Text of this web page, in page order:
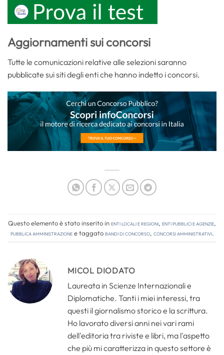
Aggiornamenti sui concorsi
Tutte le comunicazioni relative alle selezioni saranno
pubblicate sui siti degli enti che hanno indetto i concorsi.
Questo elemento è stato inserito inEnti locali e regioni, Enti pubblici e agenzie,
Pubblica amministrazionee taggatobandi di concorso, concorsi amministrativi.
MICOL DIODATO
Laureata in Scienze Internazionali e
Diplomatiche. Tanti i miei interessi, tra
questi il giornalismo storico e la scrittura.
Ho lavorato diversi anni nei vari rami
dell'editoria tra riviste e libri, ma l'aspetto
che più mi caratterizza in questo settore è